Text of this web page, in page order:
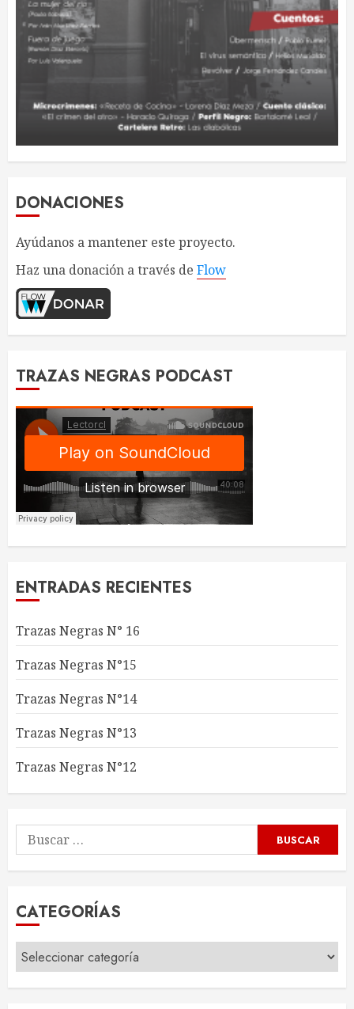
DONACIONES
Ayúdanos a mantener este proyecto.
Haz una donación a través de Flow
TRAZAS NEGRAS PODCAST
ENTRADAS RECIENTES
Trazas Negras N° 16
Trazas Negras N°15
Trazas Negras N°14
Trazas Negras N°13
Trazas Negras N°12
CATEGORÍAS